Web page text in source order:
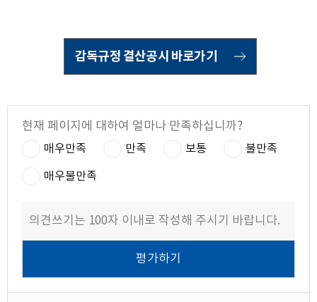
감독규정 결산공시 바로가기
현재 페이지에 대하여 얼마나 만족하십니까?
매우만족 만족 보통 불만족
매우불만족